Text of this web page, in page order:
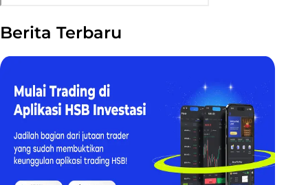
Berita Terbaru